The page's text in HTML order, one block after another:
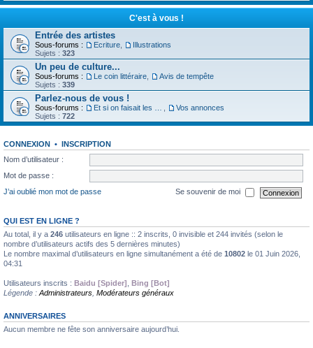
C'est à vous !
Entrée des artistes
Sous-forums : Ecriture
Illustrations
Sujets : 323
Un peu de culture...
Sous-forums : Le coin littéraire
Avis de tempête
Sujets : 339
Parlez-nous de vous !
Sous-forums :
Vos annonces
Sujets : 722
CONNEXION • INSCRIPTION
Nom d’utilisateur :
Mot de passe :
J’ai oublié mon mot de passe
Se souvenir de moi
QUI EST EN LIGNE ?
Au total, il y a 246 utilisateurs en ligne :: 2 inscrits, 0 invisible et 244 invités (selon le
nombre d’utilisateurs actifs des 5 dernières minutes)
Le nombre maximal d’utilisateurs en ligne simultanément a été de 10802 le 01 Juin 2026,
04:31
Utilisateurs inscrits : Baidu [Spider] Bing [Bot]
Légende : Administrateurs Modérateurs généraux
ANNIVERSAIRES
Aucun membre ne fête son anniversaire aujourd’hui.